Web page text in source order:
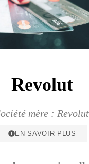
Revolut
mère : Revolut
EN SAVOIR PLUS